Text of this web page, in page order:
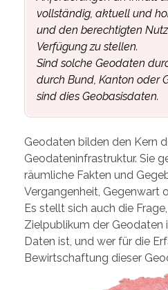
vollständig, aktuell und
und den berechtigten
Verfügung zu stellen.
Sind solche Geodaten
durch Bund, Kanton oder
sind dies Geobasisdaten.
Geodaten bilden den Kern
Geodateninfrastruktur. Sie
räumliche Fakten und
Vergangenheit, Gegenwart
Es stellt sich auch die
Zielpublikum der Geodaten
Daten ist, und wer für die
Bewirtschaftung dieser